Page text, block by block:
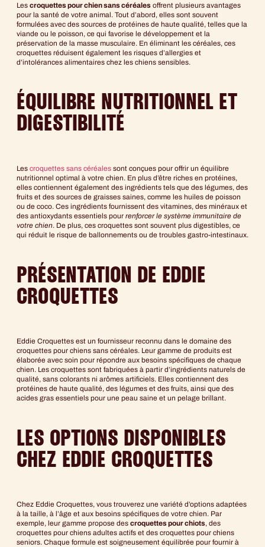
Les croquettes pour chien sans céréales offrent plusieurs avantages
pour la santé de votre animal. Tout d’abord, elles sont souvent
formulées avec des sources de protéines de haute qualité, telles que la
viande ou le poisson, ce qui favorise le développement et la
préservation de la masse musculaire. En éliminant les céréales, ces
croquettes réduisent également les risques d’allergies et
d’intolérances alimentaires chez les chiens sensibles.
ÉQUILIBRE NUTRITIONNEL ET
DIGESTIBILITÉ
Les croquettes sans céréales sont conçues pour offrir un équilibre
nutritionnel optimal à votre chien. En plus d’être riches en protéines,
elles contiennent également des ingrédients tels que des légumes, des
fruits et des sources de graisses saines, comme les huiles de poisson
ou de coco. Ces ingrédients fournissent des vitamines, des minéraux et
des antioxydants essentiels pour renforcer le système immunitaire de
votre chien. De plus, ces croquettes sont souvent plus digestibles, ce
qui réduit le risque de ballonnements ou de troubles gastro-intestinaux.
PRÉSENTATION DE EDDIE
CROQUETTES
Eddie Croquettes est un fournisseur reconnu dans le domaine des
croquettes pour chiens sans céréales. Leur gamme de produits est
élaborée avec soin pour répondre aux besoins spécifiques de chaque
chien. Les croquettes sont fabriquées à partir d’ingrédients naturels de
qualité, sans colorants ni arômes artificiels. Elles contiennent des
protéines de haute qualité, des légumes et des fruits, ainsi que des
acides gras essentiels pour une peau saine et un pelage brillant.
LES OPTIONS DISPONIBLES
CHEZ EDDIE CROQUETTES
Chez Eddie Croquettes, vous trouverez une variété d’options adaptées
à la taille, à l’âge et aux besoins spécifiques de votre chien. Par
exemple, leur gamme propose des croquettes pour chiots, des
croquettes pour chiens adultes actifs et des croquettes pour chiens
seniors. Chaque formule est soigneusement équilibrée pour fournir à